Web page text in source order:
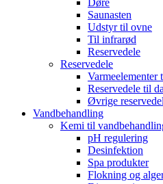
Døre
Saunasten
Udstyr til ovne
Til infrarød
Reservedele
Reservedele
Varmeelementer
Reservedele til
Øvrige
Vandbehandling
Kemi til
pH regulering
Desinfektion
Spa produkter
Flokning og